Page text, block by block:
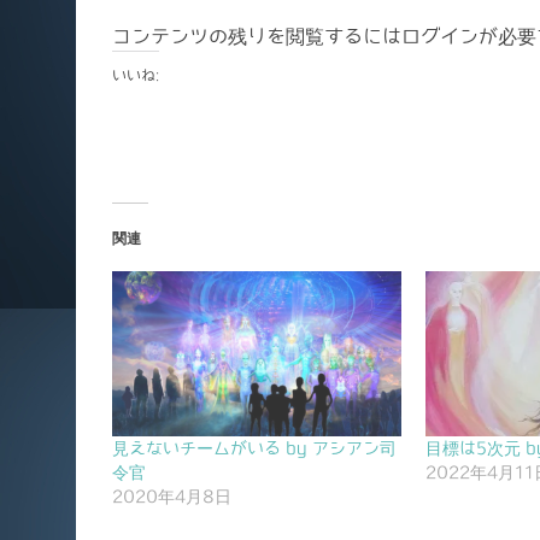
コンテンツの残りを閲覧するにはログインが必
いいね:
関連
見えないチームがいる by アシアン司
令官
2020年4月8日
目標は5次元
2022年4月11